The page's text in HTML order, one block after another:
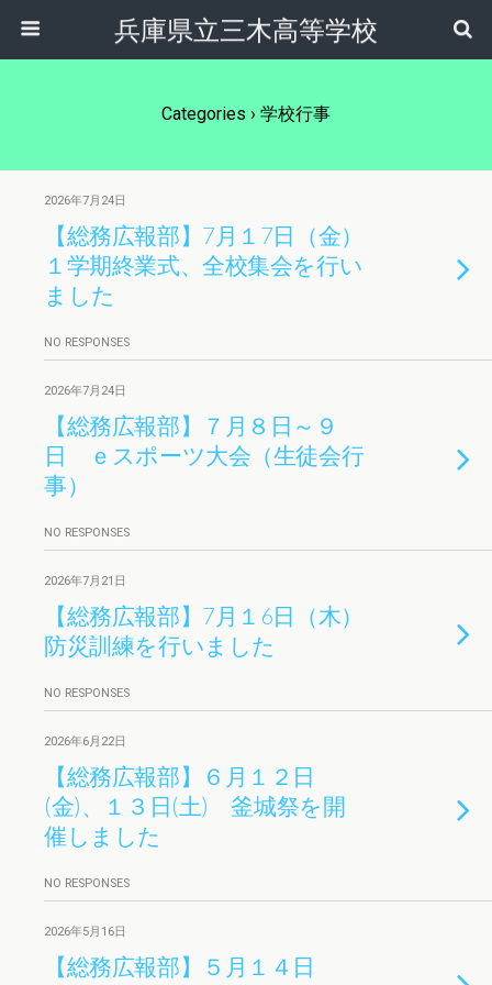
兵庫県立三木高等学校
Categories › 学校行事
2026年7月24日
【総務広報部】7月１7日（金）
１学期終業式、全校集会を行い
ました
NO RESPONSES
2026年7月24日
【総務広報部】７月８日～９
日 ｅスポーツ大会（生徒会行
事）
NO RESPONSES
2026年7月21日
【総務広報部】7月１6日（木）
防災訓練を行いました
NO RESPONSES
2026年6月22日
【総務広報部】６月１２日
(金)、１３日(土) 釜城祭を開
催しました
NO RESPONSES
2026年5月16日
【総務広報部】５月１４日